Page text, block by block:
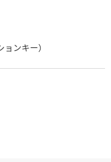
ンキー）